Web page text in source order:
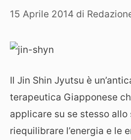
15 Aprile 2014 di
Il Jin Shin Jyutsu è
terapeutica Giapponese
applicare su se stesso allo
riequilibrare l’energia e le